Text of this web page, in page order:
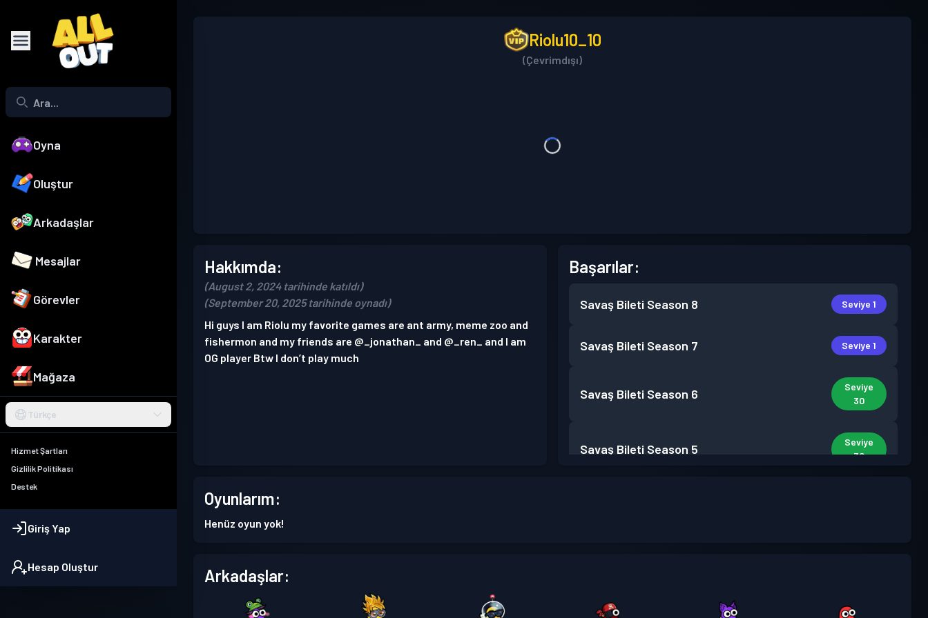
Oyna
Oluştur
Arkadaşlar
Mesajlar
Görevler
Karakter
Mağaza
Türkçe
Hizmet Şartları
Gizlilik Politikası
Destek
Giriş Yap
Hesap Oluştur
Riolu10_10
(Çevrimdışı)
Hakkımda:
(August 2, 2024 tarihinde katıldı)
(September 20, 2025 tarihinde oynadı)
Hi guys I am Riolu my favorite games are ant army, meme zoo and
fishermon and my friends are @_jonathan_ and @_ren_ and I am
OG player Btw I don’t play much
Başarılar:
Savaş Bileti Season 8 Seviye 1
Savaş Bileti Season 7 Seviye 1
Savaş Bileti Season 6
Seviye
30
Savaş Bileti Season 5
Seviye
30
Savaş Bileti
Seviye
Oyunlarım:
Henüz oyun yok!
Arkadaşlar: